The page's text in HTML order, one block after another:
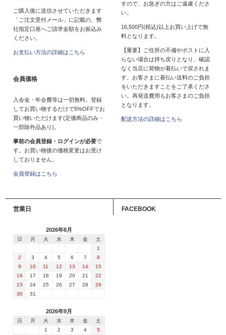
ご購入後に送信させていただきます
「ご注文受付メール」に記載の、弊
社指定口座へご請求金額をお振込み
ください。
お支払い方法の詳細はこちら
会員価格
入会金・年会費等は一切無料。登録
してお買い物するだけで5%OFFでお
買い物いただけます(定価商品のみ・
一部除外品あり)。
事前の会員登録・ログインが必要で
す。お買い物後の価格変更はお受け
しておりません。
会員登録はこちら
すので、お急ぎの方はご遠慮くださ
い。
16,500円(税込)以上お買い上げで無
料となります。
【重要】ご住所の不備やポストに入
らない場合は持ち戻りとなり、確認
なく当店に荷物が着払いで戻されま
す。お客さまに着払い送料のご負担
をいただきますことをご了承くださ
い。再発送費用もお客さまのご負担
となります。
配送方法の詳細はこちら
営業日
2026年8月
日 月 火 水 木 金
土
1
2
3 4 5 6 7
8
9
10 11 12 13 14
15
16
17 18 19 20 21
22
23
24 25 26 27 28
29
30
31
2026年9月
日 月 火 水 木 金
土
1
2 3 4
5
FACEBOOK